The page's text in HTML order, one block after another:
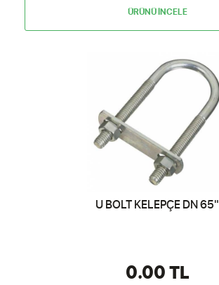
ÜRÜNÜ İNCELE
U BOLT KELEPÇE DN 65"
0.00 TL